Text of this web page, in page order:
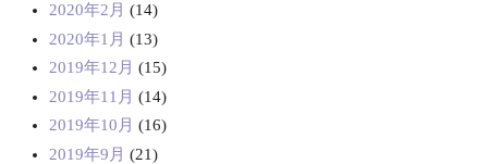
2020年2月 (14)
2020年1月 (13)
2019年12月 (15)
2019年11月 (14)
2019年10月 (16)
2019年9月 (21)